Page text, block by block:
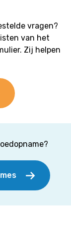
vragen?
van het
Zij helpen